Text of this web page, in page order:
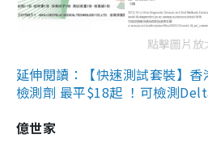
點擊圖片放
延伸閱讀：【快速測試套裝】
檢測劑 最平$18起 ！可檢測
億世家